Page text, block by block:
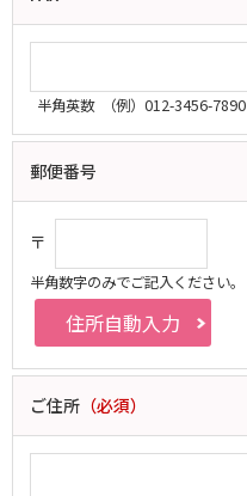
半角英数 （例）012-3456-7890
郵便番号
〒
半角数字のみでご記入ください。
ご住所 （必須）